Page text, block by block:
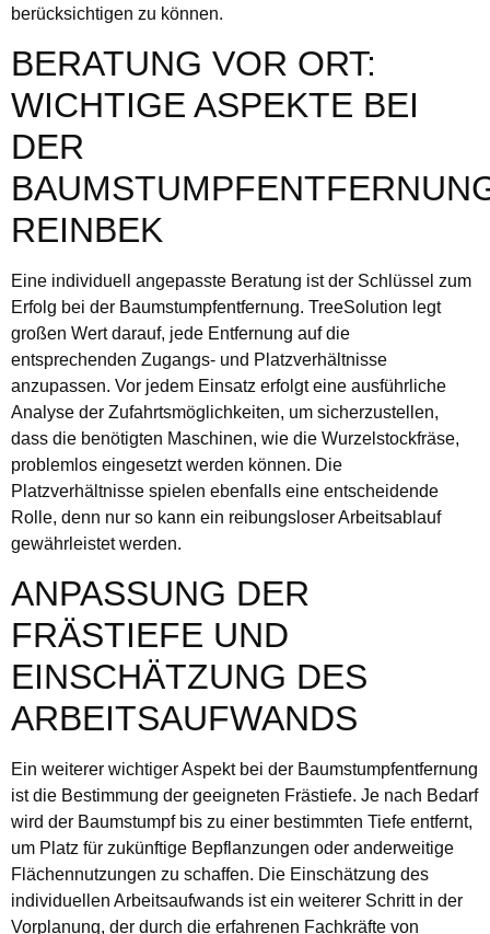
berücksichtigen zu können.
BERATUNG VOR ORT:
WICHTIGE ASPEKTE BEI
DER
REINBEK
Eine individuell angepasste Beratung ist der Schlüssel zum
Erfolg bei der Baumstumpfentfernung. TreeSolution legt
großen Wert darauf, jede Entfernung auf die
entsprechenden Zugangs- und Platzverhältnisse
anzupassen. Vor jedem Einsatz erfolgt eine ausführliche
Analyse der Zufahrtsmöglichkeiten, um sicherzustellen,
dass die benötigten Maschinen, wie die Wurzelstockfräse,
problemlos eingesetzt werden können. Die
Platzverhältnisse spielen ebenfalls eine entscheidende
Rolle, denn nur so kann ein reibungsloser Arbeitsablauf
gewährleistet werden.
ANPASSUNG DER
FRÄSTIEFE UND
EINSCHÄTZUNG DES
ARBEITSAUFWANDS
Ein weiterer wichtiger Aspekt bei der Baumstumpfentfernung
ist die Bestimmung der geeigneten Frästiefe. Je nach Bedarf
wird der Baumstumpf bis zu einer bestimmten Tiefe entfernt,
um Platz für zukünftige Bepflanzungen oder anderweitige
Flächennutzungen zu schaffen. Die Einschätzung des
individuellen Arbeitsaufwands ist ein weiterer Schritt in der
Vorplanung, der durch die erfahrenen Fachkräfte von